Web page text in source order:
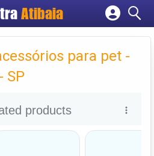
Atibaia
Cadastrar empresa
Criar conta
para pet -
SP